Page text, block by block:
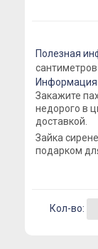
Букеты из
Букеты из
Букеты из
Букеты из
Букеты из
Букеты из
Букеты с
Полезная
сантиметров
Информация
Закажите
недорого в
доставкой.
Зайка
подарком
Кол-во: